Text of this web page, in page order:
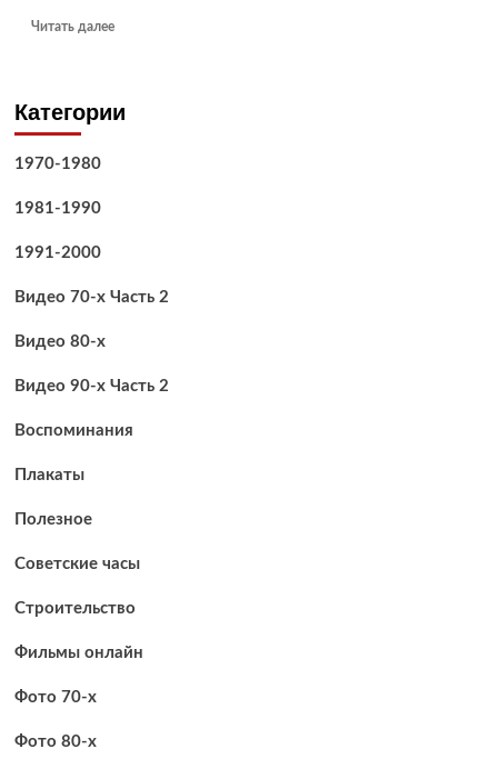
Читать далееПрочитать
советских
Категории
1970-1980
1981-1990
1991-2000
Видео 70-х Часть 2
Видео 80-х
Видео 90-х Часть 2
Воспоминания
Плакаты
Полезное
Советские часы
Строительство
Фильмы онлайн
Фото 70-х
Фото 80-х